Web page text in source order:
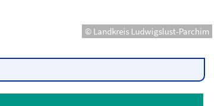
© Landkreis Ludwigslust-Parchim